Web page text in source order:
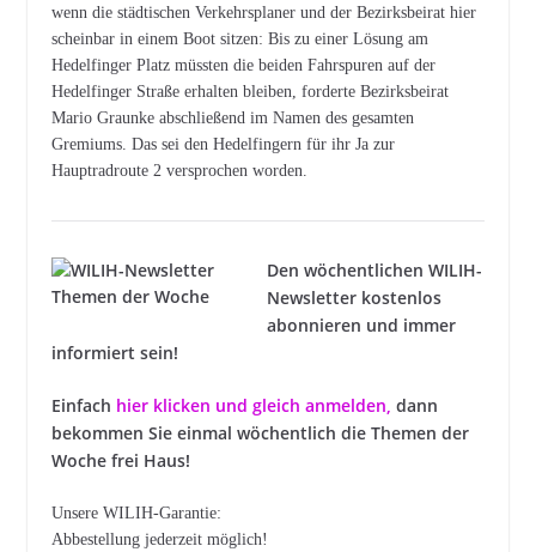
wenn die städtischen Verkehrsplaner und der Bezirksbeirat hier
scheinbar in einem Boot sitzen: Bis zu einer Lösung am
Hedelfinger Platz müssten die beiden Fahrspuren auf der
Hedelfinger Straße erhalten bleiben, forderte Bezirksbeirat
Mario Graunke abschließend im Namen des gesamten
Gremiums. Das sei den Hedelfingern für ihr Ja zur
Hauptradroute 2 versprochen worden.
Den wöchentlichen WILIH-
Newsletter kostenlos
abonnieren und immer
informiert sein!
Einfach hier klicken und gleich anmelden, dann
bekommen Sie einmal wöchentlich die Themen der
Woche frei Haus!
Unsere WILIH-Garantie:
Abbestellung jederzeit möglich!